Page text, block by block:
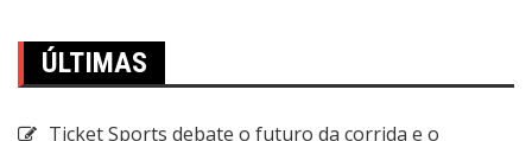
ÚLTIMAS
Ticket Sports debate o futuro da corrida e o